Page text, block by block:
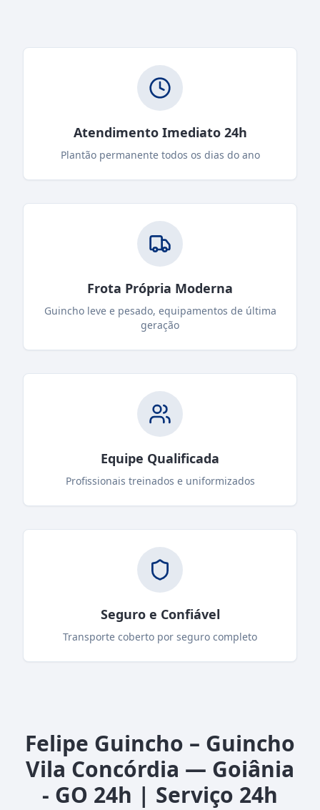
Atendimento Imediato 24h
Plantão permanente todos os dias do ano
Frota Própria Moderna
Guincho leve e pesado, equipamentos de última
geração
Equipe Qualificada
Profissionais treinados e uniformizados
Seguro e Confiável
Transporte coberto por seguro completo
Felipe Guincho – Guincho
Vila Concórdia — Goiânia
- GO 24h | Serviço 24h